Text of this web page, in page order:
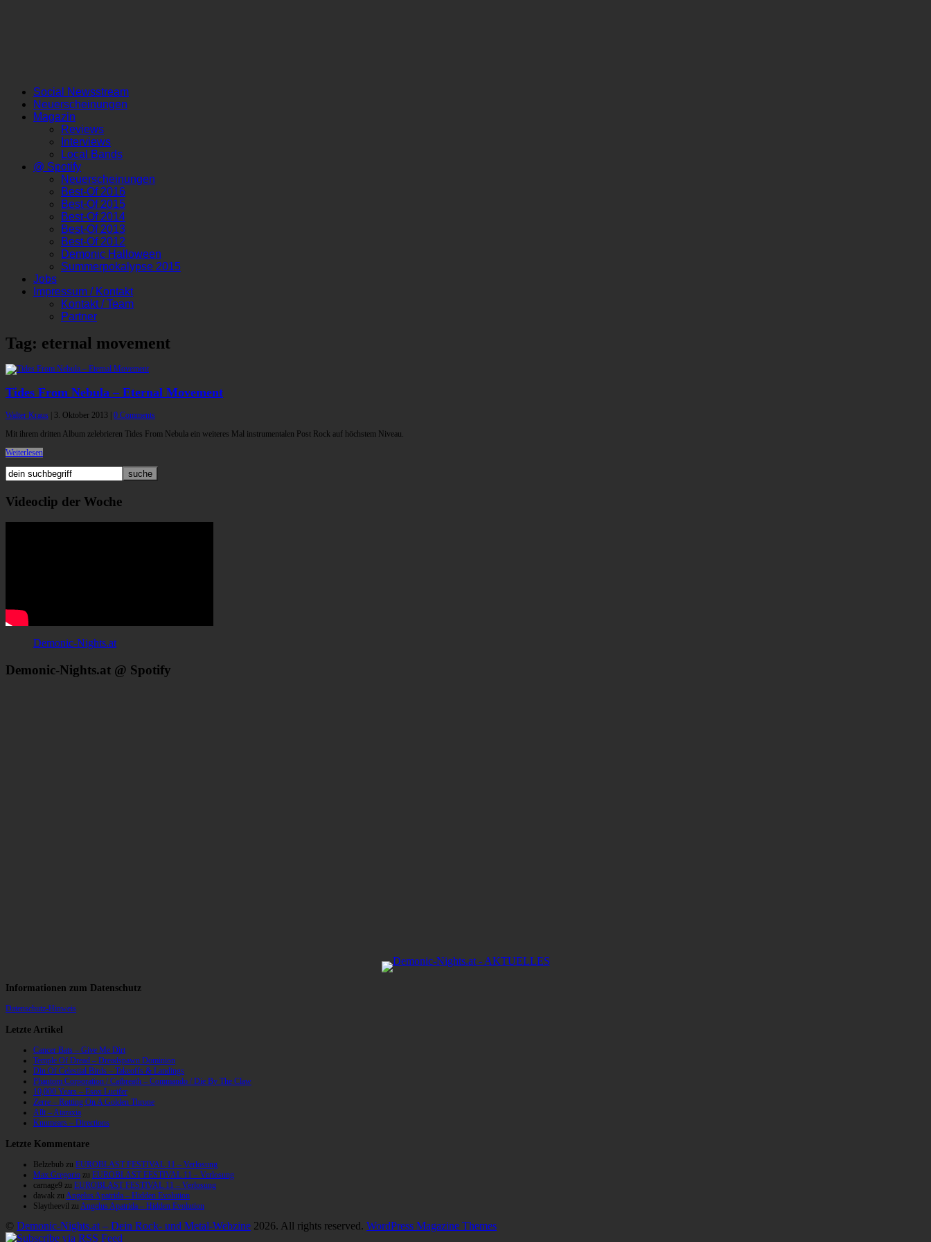
Social Newsstream
Neuerscheinungen
Magazin
Reviews
Interviews
Local Bands
@ Spotify
Neuerscheinungen
Best-Of 2016
Best-Of 2015
Best-Of 2014
Best-Of 2013
Best-Of 2012
Demonic Halloween
Summerpokalypse 2015
Jobs
Impressum / Kontakt
Kontakt / Team
Partner
Tag: eternal movement
Tides From Nebula – Eternal Movement
Walter Kraus 3. Oktober 2013
0 Comments
Mit ihrem dritten Album zelebrieren Tides From Nebula ein weiteres Mal instrumentalen Post Rock auf höchstem Niveau.
Weiterlesen
Videoclip der Woche
Demonic-Nights.at
Demonic-Nights.at @ Spotify
Informationen zum Datenschutz
Datenschutz-Hinweis
Letzte Artikel
Cancer Bats – Give Me Dirt
Temple Of Dread – Dreadspawn Dominion
Din Of Celestial Birds – Takeoffs & Landings
Phantom Corporation / Catbreath – Commando / Die By The Claw
10,000 Years – Esox Lucifer
Zerre – Rotting On A Golden Throne
Allt – Ataraxia
Knumears – Directions
Letzte Kommentare
Belzebub zu EUROBLAST FESTIVAL 11 – Verlosung
Max Gregorio zu EUROBLAST FESTIVAL 11 – Verlosung
carnage9 zu EUROBLAST FESTIVAL 11 – Verlosung
dawak zu Angelus Apatrida – Hidden Evolution
Slaytheevil zu Angelus Apatrida – Hidden Evolution
© Demonic-Nights.at – Dein Rock- und Metal-Webzine 2026. All rights reserved. WordPress Magazine Themes